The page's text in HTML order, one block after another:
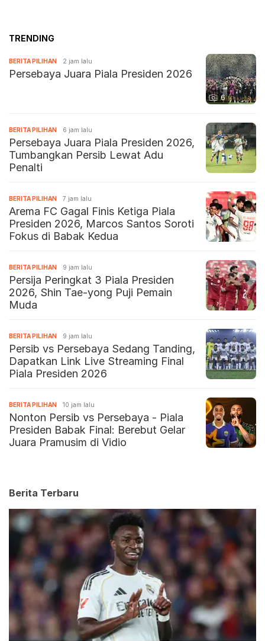
TRENDING
6
BERITA PILIHAN 2 jam lalu
Persebaya Juara Piala Presiden 2026
BERITA PILIHAN 6 jam lalu
Persebaya Juara Piala Presiden 2026,
Tumbangkan Persib Lewat Adu
Penalti
BERITA PILIHAN 7 jam lalu
Arema FC Gagal Finis Ketiga Piala
Presiden 2026, Marcos Santos Soroti
Fokus di Babak Kedua
BERITA PILIHAN 9 jam lalu
Persija Peringkat 3 Piala Presiden
2026, Shin Tae-yong Puji Pemain
Muda
BERITA PILIHAN 9 jam lalu
Persib vs Persebaya Sedang Tanding,
Dapatkan Link Live Streaming Final
Piala Presiden 2026
BERITA PILIHAN 10 jam lalu
Nonton Persib vs Persebaya - Piala
Presiden Babak Final: Berebut Gelar
Juara Pramusim di Vidio
Berita Terbaru